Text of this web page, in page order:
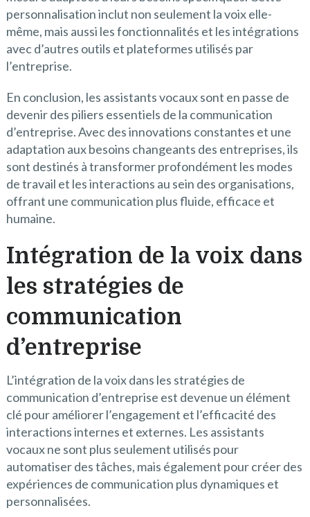
personnalisation inclut non seulement la voix elle-
même, mais aussi les fonctionnalités et les intégrations
avec d’autres outils et plateformes utilisés par
l’entreprise.
En conclusion, les assistants vocaux sont en passe de
devenir des piliers essentiels de la communication
d’entreprise. Avec des innovations constantes et une
adaptation aux besoins changeants des entreprises, ils
sont destinés à transformer profondément les modes
de travail et les interactions au sein des organisations,
offrant une communication plus fluide, efficace et
humaine.
Intégration de la voix dans
les stratégies de
communication
d’entreprise
L’intégration de la voix dans les stratégies de
communication d’entreprise est devenue un élément
clé pour améliorer l’engagement et l’efficacité des
interactions internes et externes. Les assistants
vocaux ne sont plus seulement utilisés pour
automatiser des tâches, mais également pour créer des
expériences de communication plus dynamiques et
personnalisées.